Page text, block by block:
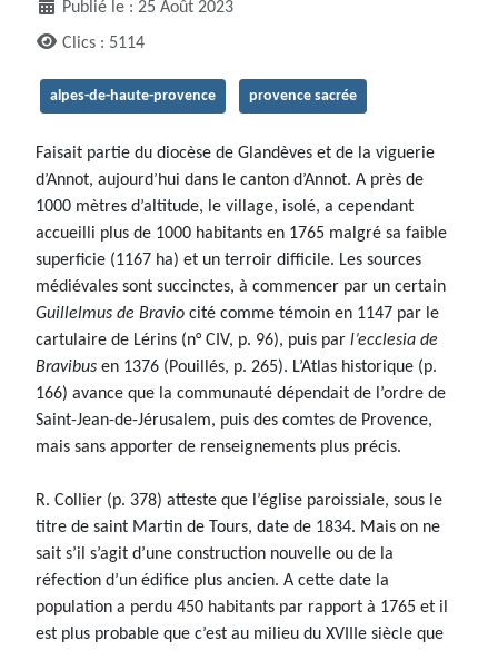
Publié le : 25 Août 2023
Clics : 5114
alpes-de-haute-provence provence sacrée
Faisait partie du diocèse de Glandèves et de la viguerie
d’Annot, aujourd’hui dans le canton d’Annot. A près de
1000 mètres d’altitude, le village, isolé, a cependant
accueilli plus de 1000 habitants en 1765 malgré sa faible
superficie (1167 ha) et un terroir difficile. Les sources
médiévales sont succinctes, à commencer par un certain
Guillelmus de Bravio cité comme témoin en 1147 par le
cartulaire de Lérins (n° CIV, p. 96), puis par l’ecclesia de
Bravibus en 1376 (Pouillés, p. 265). L’Atlas historique (p.
166) avance que la communauté dépendait de l’ordre de
Saint-Jean-de-Jérusalem, puis des comtes de Provence,
mais sans apporter de renseignements plus précis.
R. Collier (p. 378) atteste que l’église paroissiale, sous le
titre de saint Martin de Tours, date de 1834. Mais on ne
sait s’il s’agit d’une construction nouvelle ou de la
réfection d’un édifice plus ancien. A cette date la
population a perdu 450 habitants par rapport à 1765 et il
est plus probable que c’est au milieu du XVIIIe siècle que